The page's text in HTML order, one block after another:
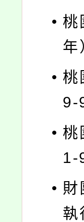
• 桃
年
• 桃
9-
• 桃
1-
• 財
執